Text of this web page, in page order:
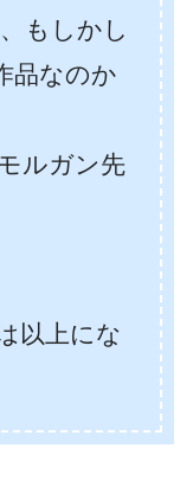
もしかし
品なのか
ルガン先
以上にな